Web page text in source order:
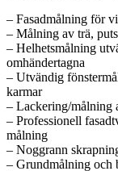
– Fasadmålning för
– Målning av trä,
– Helhetsmålning
omhändertagna
– Utvändig
karmar
– Lackering/målning
– Professionell
målning
– Noggrann
– Grundmålning och